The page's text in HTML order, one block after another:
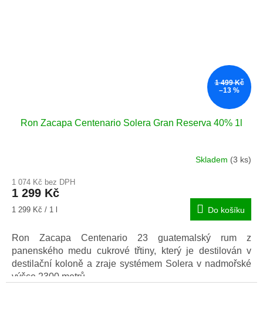
1 499 Kč
–13 %
Ron Zacapa Centenario Solera Gran Reserva 40% 1l
produktu
je
5,0
hvězdiček.
Skladem (3 ks)
1 074 Kč bez DPH
1 299 Kč
Měrná
1 299 Kč / 1 l Do košíku
Ron Zacapa Centenario 23 guatemalský rum z
panenského medu cukrové třtiny, který je destilován v
destilační koloně a zraje systémem Solera v nadmořské
výšce 2300 metrů.